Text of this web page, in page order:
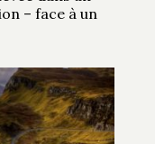
– face à un